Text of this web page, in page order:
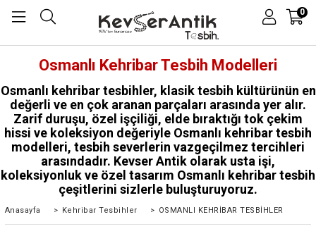
0
Osmanlı Kehribar Tesbih Modelleri
Osmanlı kehribar tesbihler, klasik tesbih kültürünün en
değerli ve en çok aranan parçaları arasında yer alır.
Zarif duruşu, özel işçiliği, elde bıraktığı tok çekim
hissi ve koleksiyon değeriyle Osmanlı kehribar tesbih
modelleri, tesbih severlerin vazgeçilmez tercihleri
arasındadır. Kevser Antik olarak usta işi,
koleksiyonluk ve özel tasarım Osmanlı kehribar tesbih
çeşitlerini sizlerle buluşturuyoruz.
Anasayfa > Kehribar Tesbihler > OSMANLI KEHRİBAR TESBİHLER